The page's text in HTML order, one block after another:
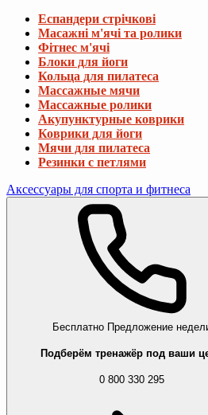
Еспандери стрічкові
Масажні м'ячі та ролики
Фітнес м'ячі
Блоки для йоги
Кольца для пилатеса
Массажные мячи
Массажные ролики
Акупунктурные коврики
Коврики для йоги
Мячи для пилатеса
Резинки с петлями
Аксессуары для спорта и фитнеса
Бесплатно Предложение
Подберём тренажёр под ваши
0 800 330 295